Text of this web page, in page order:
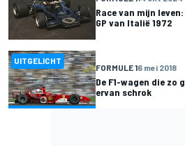
Race van mijn
GP van Italië 1972
UITGELICHT
FORMULE 16 mei 2018
De F1-wagen die zo
ervan schrok